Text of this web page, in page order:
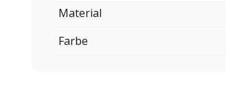
Material
Farbe